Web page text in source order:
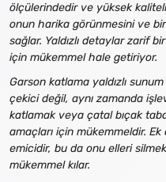
ölçülerindedir ve yüksek
onun harika görünmesini ve
sağlar. Yaldızlı detaylar zarif bir
için mükemmel hale getiriyor.
Garson katlama yaldızlı
çekici değil, aynı zamanda
katlamak veya çatal bıçak
amaçları için mükemmeldir.
emicidir, bu da onu elleri
mükemmel kılar.